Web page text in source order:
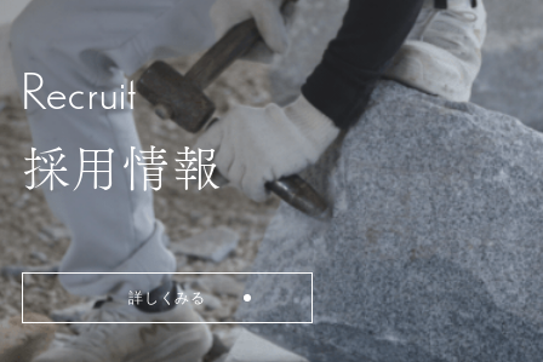
Recruit
採用情報
詳しくみる